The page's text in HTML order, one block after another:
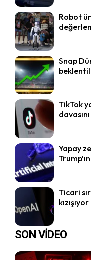
Robot
Snap
TikTok
Yapay
Ticari sır
kızışıyor
SON VİDEO